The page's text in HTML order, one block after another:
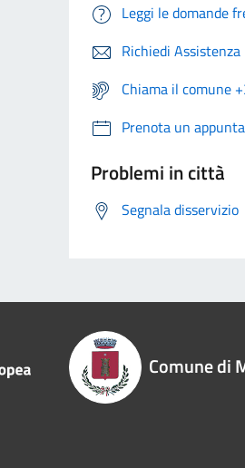
Leggi le domande
Richiedi Assistenza
Chiama il comune
Prenota un
Problemi in città
Segnala disservizio
Comune di